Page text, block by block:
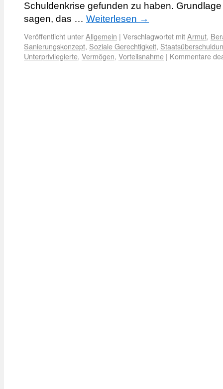
Schuldenkrise gefunden zu haben.
sagen, das … Weiterlesen →
Veröffentlicht unterAllgemein | Verschlagwortet mitArmut,
Sanierungskonzept, Soziale Gerechtigkeit,
Unterprivilegierte, Vermögen, Vorteilsnahme | Kommentare